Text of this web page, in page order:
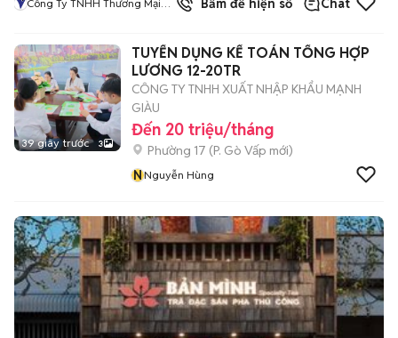
Công Ty TNHH Thương Mại
Bấm để hiện số Chat
39 giây trước 3
TUYỂN DỤNG KẾ TOÁN TỔNG HỢP
LƯƠNG 12-20TR
CÔNG TY TNHH XUẤT NHẬP KHẨU MẠNH
GIÀU
Đến 20 triệu/tháng
Phường 17 (P. Gò Vấp mới)
NNguyễn Hùng